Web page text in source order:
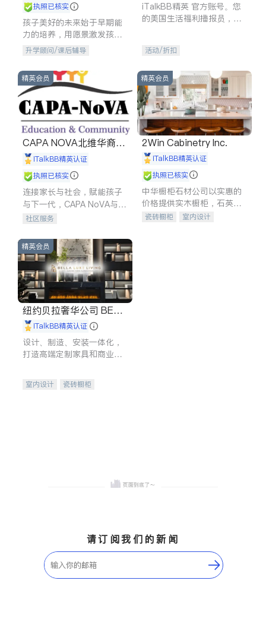
执照已核实
孩子美好的未来始于早期能
力的培养，用愿景激发孩子
的学习潜力和动力。理念：
石。
升学顾问/课后辅导
iTalkBB精英 官方账号。您
的美国生活福利播报员，精
专属福利。
活动/折扣
精英会员
CAPA NOVA北维华裔家
长会iTalkBB精英认证
执照已核实
连接家长与社会，赋能孩子
与下一代，CAPA NoVA与您
携手建设包容、公平、充满
社区服务
精英会员
2Win Cabinetry Inc.
iTalkBB精英认证
执照已核实
中华橱柜石材公司以实惠的
价格提供实木橱柜，石英石
台面，多种优质不锈钢水
瓷砖橱柜
室内设计
精英会员
纽约贝拉奢华公司 BELL
A LUXE
iTalkBB精英认证
设计、制造、安装一体化，
打造高端定制家具和商业空
室内设计
瓷砖橱柜
请订阅我们的新闻